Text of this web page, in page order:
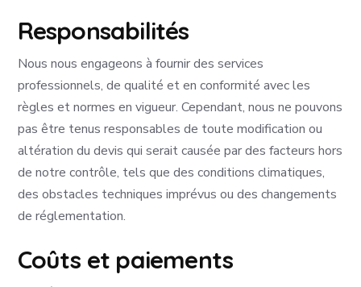
Responsabilités
Nous nous engageons à fournir des services
professionnels, de qualité et en conformité avec les
règles et normes en vigueur. Cependant, nous ne pouvons
pas être tenus responsables de toute modification ou
altération du devis qui serait causée par des facteurs hors
de notre contrôle, tels que des conditions climatiques,
des obstacles techniques imprévus ou des changements
de réglementation.
Coûts et paiements